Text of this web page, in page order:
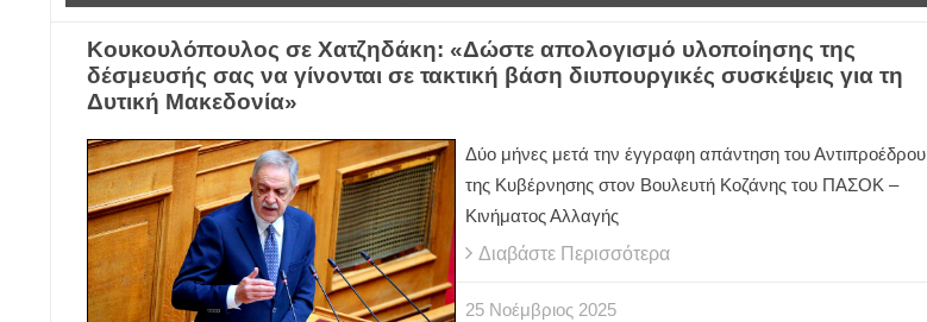
Κουκουλόπουλος σε Χατζηδάκη: «Δώστε απολογισμό υλοποίησης της
δέσμευσής σας να γίνονται σε τακτική βάση διυπουργικές συσκέψεις για τη
Δυτική Μακεδονία»
Δύο μήνες μετά την έγγραφη απάντηση του Αντιπροέδρου
της Κυβέρνησης στον Βουλευτή Κοζάνης του ΠΑΣΟΚ –
Κινήματος Αλλαγής
Διαβάστε Περισσότερα
25 Νοέμβριος 2025